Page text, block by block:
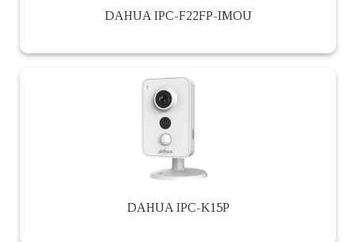
DAHUA IPC-F22FP-IMOU
DAHUA IPC-K15P